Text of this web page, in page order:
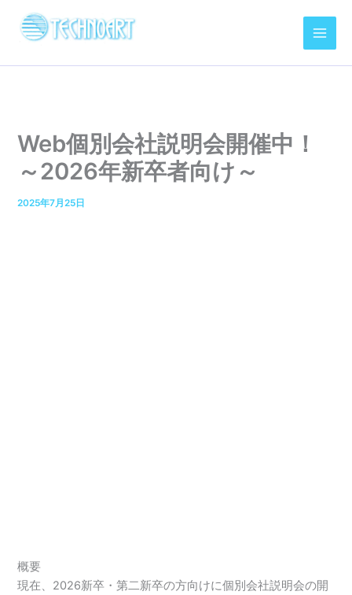
ス
Web個別会社説明会開催中！
～2026年新卒者向け～
2025年7月25日
概要
現在、2026新卒・第二新卒の方向けに個別会社説明会の開